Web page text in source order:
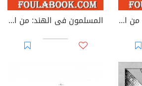
المسلمون فى الهند: من الفتح العربي إلى الإستعمار البريطاني - الجزء الثاني المسلمون فى الهند: من الفتح العربي إلى الإستعمار البريطاني - الجزء الثالث